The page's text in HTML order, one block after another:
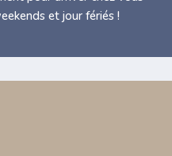
et jour fériés !